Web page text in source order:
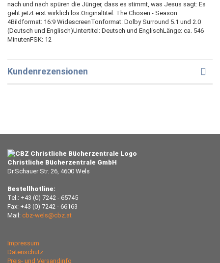
nach und nach spüren die Jünger, dass es stimmt, was Jesus sagt: Es
geht jetzt erst wirklich los.Originaltitel: The Chosen - Season
4Bildformat: 16:9 WidescreenTonformat: Dolby Surround 5.1 und 2.0
(Deutsch und Englisch)Untertitel: Deutsch und EnglischLänge: ca. 546
MinutenFSK: 12
Kundenrezensionen
Christliche Bücherzentrale GmbH
Dr.Schauer Str. 26, 4600 Wels
Bestellhotline:
Tel.: +43 (0) 7242 - 65745
Fax: +43 (0) 7242 - 66163
Mail: cbz-wels@cbz.at
Impressum
Datenschutz
Preis- und Versandinfo